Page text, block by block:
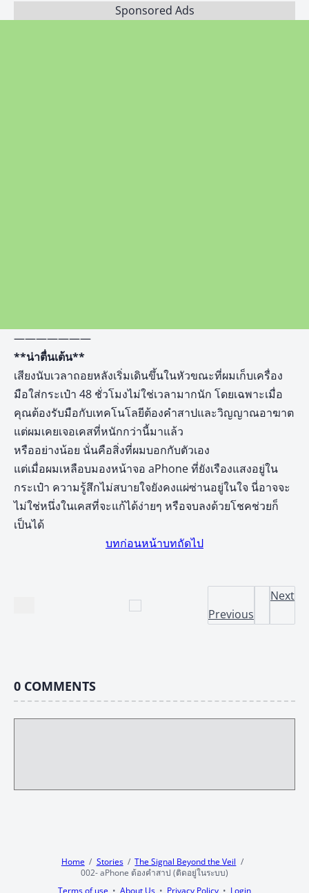
Sponsored Ads
———————
**น่าตื่นเต้น**
เสียงนับเวลาถอยหลังเริ่มเดินขึ้นในหัวขณะที่ผมเก็บเครื่อง
มือใส่กระเป๋า 48 ชั่วโมงไม่ใช่เวลามากนัก โดยเฉพาะเมื่อ
คุณต้องรับมือกับเทคโนโลยีต้องคำสาปและวิญญาณอาฆาต
แต่ผมเคยเจอเคสที่หนักกว่านี้มาแล้ว
หรืออย่างน้อย นั่นคือสิ่งที่ผมบอกกับตัวเอง
แต่เมื่อผมเหลือบมองหน้าจอ aPhone ที่ยังเรืองแสงอยู่ใน
กระเป๋า ความรู้สึกไม่สบายใจยังคงแผ่ซ่านอยู่ในใจ นี่อาจจะ
ไม่ใช่หนึ่งในเคสที่จะแก้ได้ง่ายๆ หรือจบลงด้วยโชคช่วยก็
เป็นได้
บทก่อนหน้าบทถัดไป
Previous
Next
0 COMMENTS
Home Stories
The Signal Beyond the Veil
002- aPhone ต้องคำสาป (ติดอยู่ในระบบ)
Terms of use
About Us Privacy Policy Login